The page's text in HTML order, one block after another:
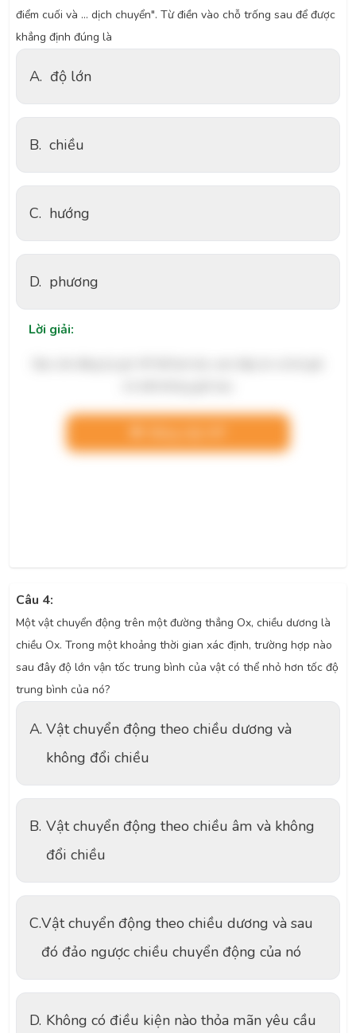
điểm cuối và … dịch chuyển". Từ điền vào chỗ trống sau để được
khẳng định đúng là
A. độ lớn
B. chiều
C. hướng
D. phương
Lời giải:
Câu 4:
Một vật chuyển động trên một đường thẳng Ox, chiều dương là
chiều Ox. Trong một khoảng thời gian xác định, trường hợp nào
sau đây độ lớn vận tốc trung bình của vật có thể nhỏ hơn tốc độ
trung bình của nó?
A. Vật chuyển động theo chiều dương và
không đổi chiều
B. Vật chuyển động theo chiều âm và không
đổi chiều
C.Vật chuyển động theo chiều dương và sau
đó đảo ngược chiều chuyển động của nó
D. Không có điều kiện nào thỏa mãn yêu cầu